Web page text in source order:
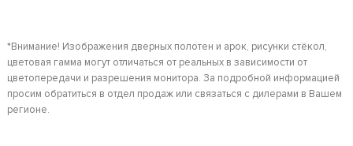
*Внимание! Изображения дверных полотен и арок, рисунки стёкол,
цветовая гамма могут отличаться от реальных в зависимости от
цветопередачи и разрешения монитора. За подробной информацией
просим обратиться в отдел продаж или связаться с дилерами в Вашем
регионе.